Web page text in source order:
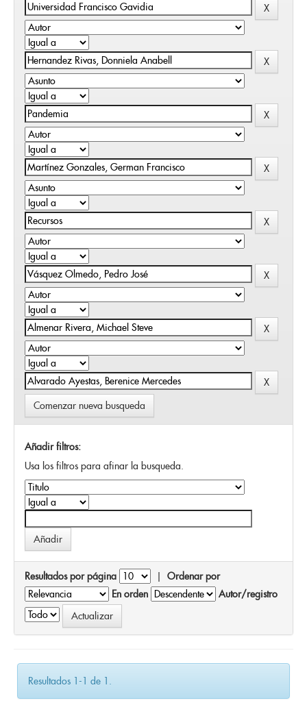
Comenzar nueva busqueda
Añadir filtros:
Usa los filtros para afinar la busqueda.
Resultados por página | Ordenar por
En orden
Autor/registro
Resultados 1-1 de 1.